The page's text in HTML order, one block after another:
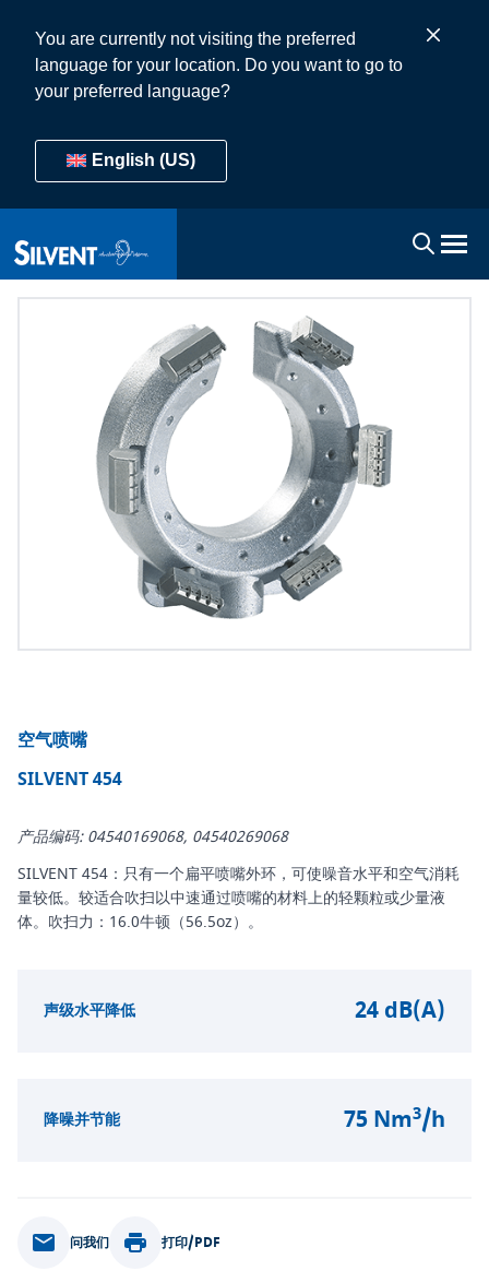
You are currently not visiting the preferred
language for your location. Do you want to go to
your preferred language?
English (US)
空气喷嘴
SILVENT 454
产品编码: 04540169068, 04540269068
SILVENT 454：只有一个扁平喷嘴外环，可使噪音水平和空气消耗
量较低。较适合吹扫以中速通过喷嘴的材料上的轻颗粒或少量液
体。吹扫力：16.0牛顿（56.5oz）。
声级水平降低 24 dB(A)
降噪并节能 75 Nm3/h
问我们 打印/PDF